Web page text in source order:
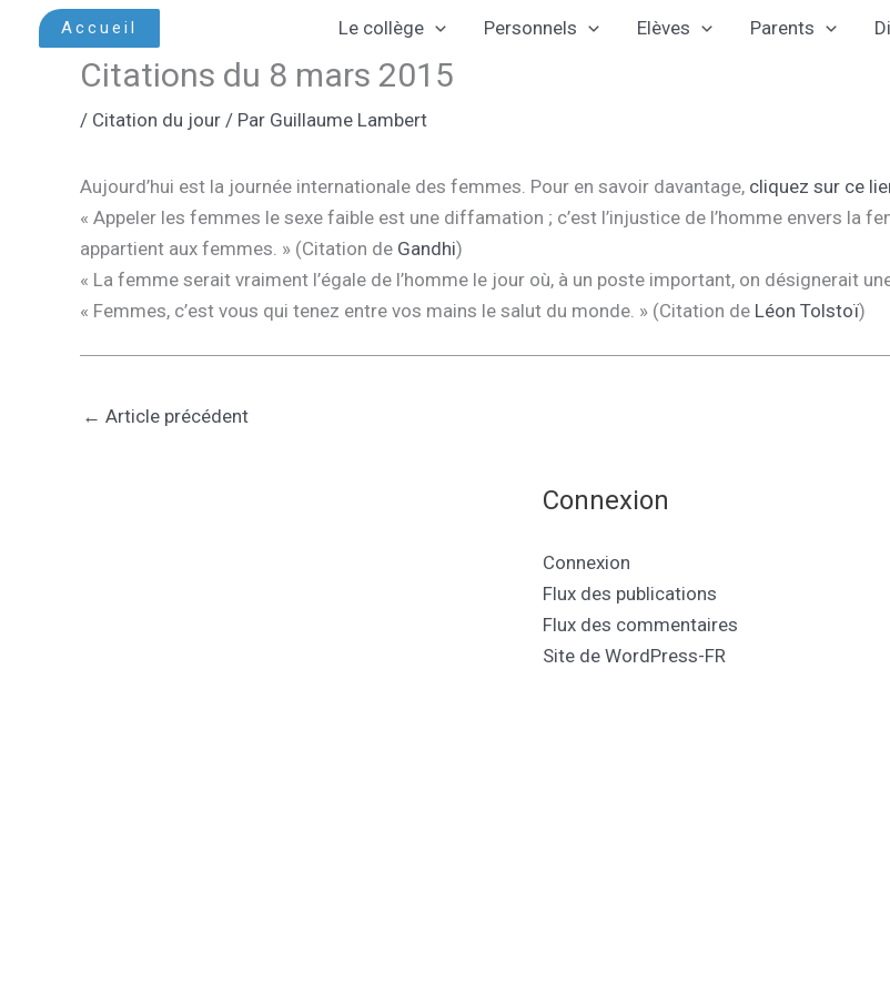
Accueil Le collège Personnels Elèves Parents
Citations du 8 mars 2015
/ Citation du jour / Par Guillaume Lambert
Aujourd’hui est la journée internationale des femmes. Pour en savoir davantage, cliquez sur ce
« Appeler les femmes le sexe faible est une diffamation ; c’est l’injustice de l’homme envers la
appartient aux femmes. » (Citation de Gandhi)
« La femme serait vraiment l’égale de l’homme le jour où, à un poste important, on désignerait
« Femmes, c’est vous qui tenez entre vos mains le salut du monde. » (Citation de Léon Tolstoï)
← Article précédent
Connexion
Connexion
Flux des publications
Flux des commentaires
Site de WordPress-FR